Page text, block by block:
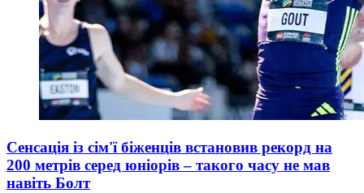
Сенсація із сім'ї біженців встановив рекорд на
200 метрів серед юніорів – такого часу не мав
навіть Болт